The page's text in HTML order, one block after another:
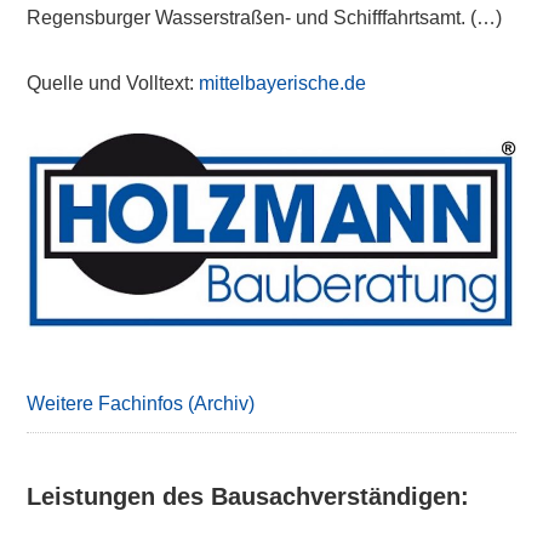
Regensburger Wasserstraßen- und Schifffahrtsamt. (…)
Quelle und Volltext: mittelbayerische.de
Primary
Sidebar
Weitere Fachinfos (Archiv)
Leistungen des Bausachverständigen: